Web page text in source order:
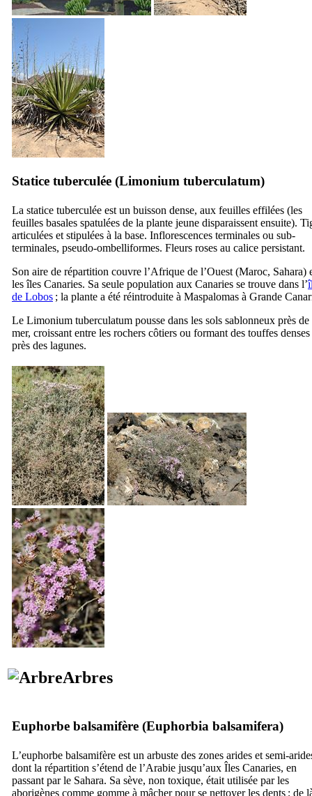
Statice tuberculée (Limonium tuberculatum)
La statice tuberculée est un buisson dense, aux feuilles effilées (les
feuilles basales spatulées de la plante jeune disparaissent ensuite).
articulées et stipulées à la base. Inflorescences terminales ou sub-
terminales, pseudo-ombelliformes. Fleurs roses au calice persistant.
Son aire de répartition couvre l’Afrique de l’Ouest (Maroc, Sahara)
les îles Canaries. Sa seule population aux Canaries se trouve dans l’
de Lobos ; la plante a été réintroduite à Maspalomas à Grande
Le Limonium tuberculatum pousse dans les sols sablonneux près de
mer, croissant entre les rochers côtiers ou formant des touffes denses
près des lagunes.
Arbres
Euphorbe balsamifère (Euphorbia balsamifera)
L’euphorbe balsamifère est un arbuste des zones arides et semi-
dont la répartition s’étend de l’Arabie jusqu’aux Îles Canaries, en
passant par le Sahara. Sa sève, non toxique, était utilisée par les
aborigènes comme gomme à mâcher pour se nettoyer les dents ; de